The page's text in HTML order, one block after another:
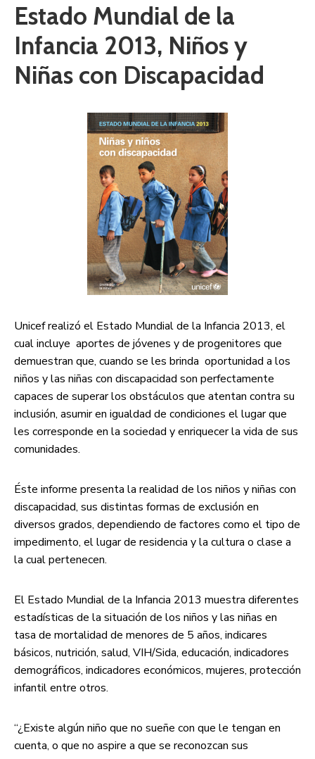
Estado Mundial de la
Infancia 2013, Niños y
Niñas con Discapacidad
Unicef realizó el Estado Mundial de la Infancia 2013, el
cual incluye aportes de jóvenes y de progenitores que
demuestran que, cuando se les brinda oportunidad a los
niños y las niñas con discapacidad son perfectamente
capaces de superar los obstáculos que atentan contra su
inclusión, asumir en igualdad de condiciones el lugar que
les corresponde en la sociedad y enriquecer la vida de sus
comunidades.
Éste informe presenta la realidad de los niños y niñas con
discapacidad, sus distintas formas de exclusión en
diversos grados, dependiendo de factores como el tipo de
impedimento, el lugar de residencia y la cultura o clase a
la cual pertenecen.
El Estado Mundial de la Infancia 2013 muestra diferentes
estadísticas de la situación de los niños y las niñas en
tasa de mortalidad de menores de 5 años, indicares
básicos, nutrición, salud, VIH/Sida, educación, indicadores
demográficos, indicadores económicos, mujeres, protección
infantil entre otros.
“¿Existe algún niño que no sueñe con que le tengan en
cuenta, o que no aspire a que se reconozcan sus